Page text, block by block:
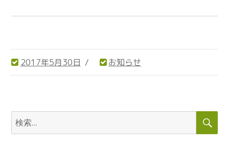
o
す
に
ク
て
だ
い
o
e
n
w
r
い
投
2017年5月30日
カ
リ
お知らせ
検
索:
検